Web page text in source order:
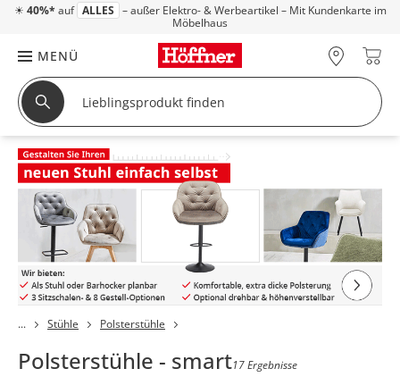
☀ 40%* auf ALLES – außer Elektro- & Werbeartikel – Mit Kundenkarte im
Möbelhaus
MENÜ
Stühle Polsterstühle
Polsterstühle - smart17 Ergebnisse